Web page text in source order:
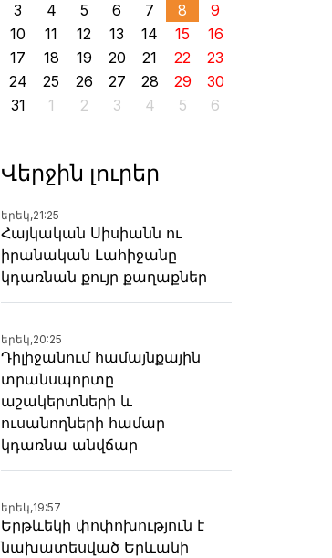
3
4 5 6 7 8
9
10
11 12 13 14 15
16
17
18 19 20 21 22
23
24
25 26 27 28 29
30
31
1 2 3 4 5 6
Վերջին լուրեր
երեկ,21:25
Հայկական Սիսիանն ու
իրանական Լահիջանը
կդառնան քույր քաղաքներ
երեկ,20:25
Դիլիջանում համայնքային
տրանսպորտը
աշակերտների և
ուսանողների համար
կդառնա անվճար
երեկ,19:57
Երթևեկի փոփոխություն է
նախատեսված Երևանի